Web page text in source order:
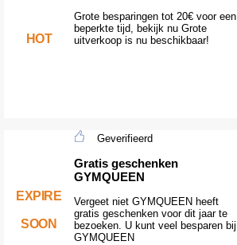
HOT
Grote besparingen tot 20€ voor een
beperkte tijd, bekijk nu Grote
uitverkoop is nu beschikbaar!
EXPIRE
SOON
Geverifieerd
Gratis geschenken
GYMQUEEN
Vergeet niet GYMQUEEN heeft
gratis geschenken voor dit jaar te
bezoeken. U kunt veel besparen bij
GYMQUEEN